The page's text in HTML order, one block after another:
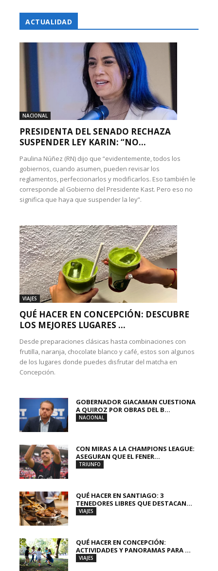
ACTUALIDAD
NACIONAL
PRESIDENTA DEL SENADO RECHAZA
SUSPENDER LEY KARIN: “NO...
Paulina Núñez (RN) dijo que “evidentemente, todos los
gobiernos, cuando asumen, pueden revisar los
reglamentos, perfeccionarlos y modificarlos. Eso también le
corresponde al Gobierno del Presidente Kast. Pero eso no
significa que haya que suspender la ley”.
VIAJES
QUÉ HACER EN CONCEPCIÓN: DESCUBRE
LOS MEJORES LUGARES ...
Desde preparaciones clásicas hasta combinaciones con
frutilla, naranja, chocolate blanco y café, estos son algunos
de los lugares donde puedes disfrutar del matcha en
Concepción.
GOBERNADOR GIACAMAN CUESTIONA
A QUIROZ POR OBRAS DEL B...
NACIONAL
CON MIRAS A LA CHAMPIONS LEAGUE:
ASEGURAN QUE EL FENER...
TRIUNFO
QUÉ HACER EN SANTIAGO: 3
TENEDORES LIBRES QUE DESTACAN...
VIAJES
QUÉ HACER EN CONCEPCIÓN:
ACTIVIDADES Y PANORAMAS PARA ...
VIAJES